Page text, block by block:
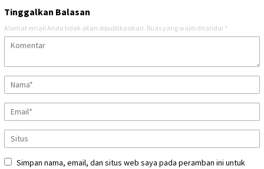
Tinggalkan Balasan
Alamat email Anda tidak akan dipublikasikan. Ruas yang wajib ditandai *
Simpan nama, email, dan situs web saya pada peramban ini untuk